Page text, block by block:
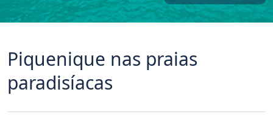
Piquenique nas praias
paradisíacas